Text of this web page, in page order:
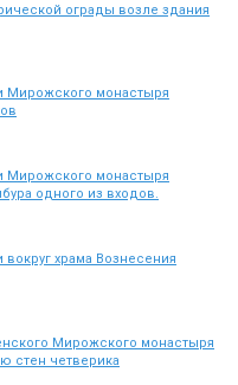
ограды возле здания
Мирожского монастыря
Мирожского монастыря
одного из входов.
храма Вознесения
Мирожского монастыря
стен четверика